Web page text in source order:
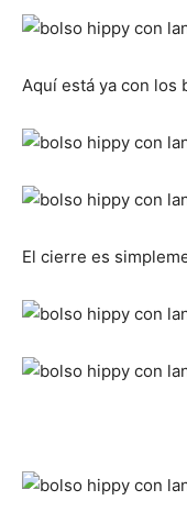
Aquí está ya con los
El cierre es